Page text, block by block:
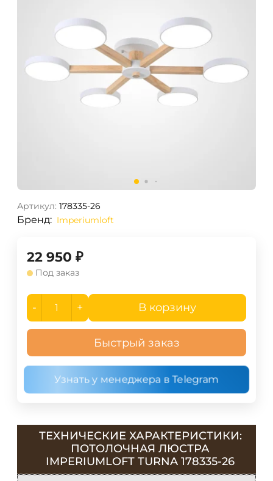
Артикул: 178335-26
Бренд: Imperiumloft
22 950 ₽
Под заказ
- + В корзину
Быстрый заказ
Узнать у менеджера в Telegram
ТЕХНИЧЕСКИЕ ХАРАКТЕРИСТИКИ:
ПОТОЛОЧНАЯ ЛЮСТРА
IMPERIUMLOFT TURNA 178335-26